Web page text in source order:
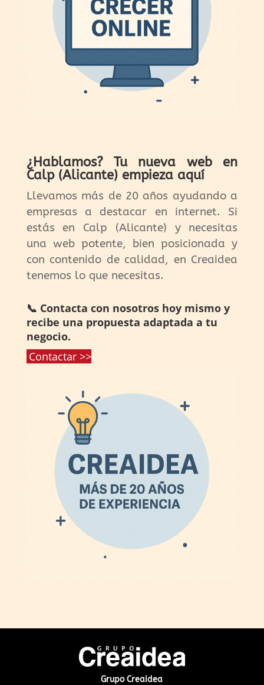
¿Hablamos? Tu nueva web en
Calp (Alicante) empieza aquí
Llevamos más de 20 años ayudando a
empresas a destacar en internet. Si
estás en Calp (Alicante) y necesitas
una web potente, bien posicionada y
con contenido de calidad, en Creaidea
tenemos lo que necesitas.
📞 Contacta con nosotros hoy mismo y
recibe una propuesta adaptada a tu
negocio.
Contactar >>
Grupo Creaidea